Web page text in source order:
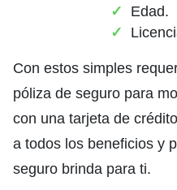
Edad.
Con estos simples
póliza de seguro para
con una tarjeta de
a todos los beneficios y
seguro brinda para ti.